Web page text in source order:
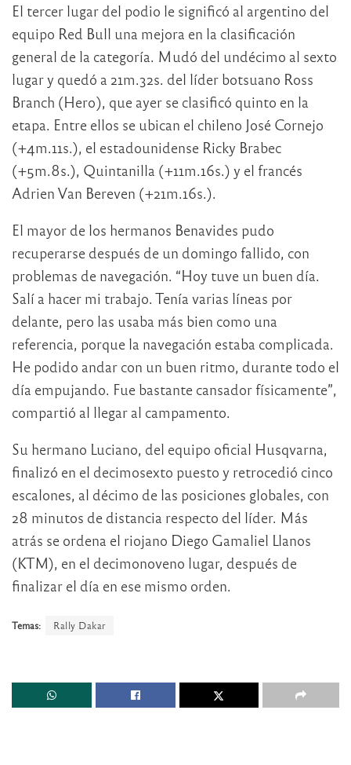
El tercer lugar del podio le significó al argentino del
equipo Red Bull una mejora en la clasificación
general de la categoría. Mudó del undécimo al sexto
lugar y quedó a 21m.32s. del líder botsuano Ross
Branch (Hero), que ayer se clasificó quinto en la
etapa. Entre ellos se ubican el chileno José Cornejo
(+4m.11s.), el estadounidense Ricky Brabec
(+5m.8s.), Quintanilla (+11m.16s.) y el francés
Adrien Van Bereven (+21m.16s.).
El mayor de los hermanos Benavides pudo
recuperarse después de un domingo fallido, con
problemas de navegación. “Hoy tuve un buen día.
Salí a hacer mi trabajo. Tenía varias líneas por
delante, pero las usaba más bien como una
referencia, porque la navegación estaba complicada.
He podido andar con un buen ritmo, durante todo el
día empujando. Fue bastante cansador físicamente”,
compartió al llegar al campamento.
Su hermano Luciano, del equipo oficial Husqvarna,
finalizó en el decimosexto puesto y retrocedió cinco
escalones, al décimo de las posiciones globales, con
28 minutos de distancia respecto del líder. Más
atrás se ordena el riojano Diego Gamaliel Llanos
(KTM), en el decimonoveno lugar, después de
finalizar el día en ese mismo orden.
Temas: Rally Dakar